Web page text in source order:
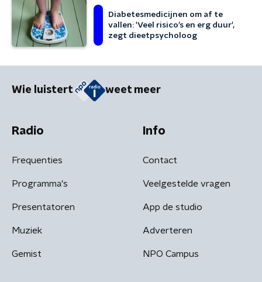
Diabetesmedicijnen om af te
vallen: 'Veel risico’s en erg duur',
zegt dieetpsycholoog
Wie luistert weet meer
Radio
Frequenties
Programma's
Presentatoren
Muziek
Gemist
Info
Contact
Veelgestelde vragen
App de studio
Adverteren
NPO Campus